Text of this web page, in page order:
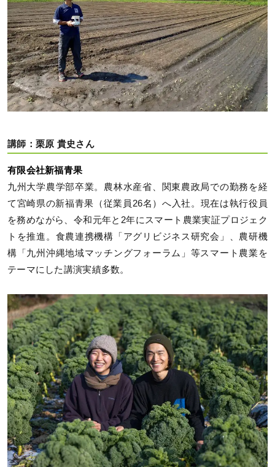
講師：栗原 貴史さん
有限会社新福青果
九州大学農学部卒業。農林水産省、関東農政局での勤務を経
て宮崎県の新福青果（従業員26名）へ入社。現在は執行役員
を務めながら、令和元年と2年にスマート農業実証プロジェク
トを推進。食農連携機構「アグリビジネス研究会」、農研機
構「九州沖縄地域マッチングフォーラム」等スマート農業を
テーマにした講演実績多数。